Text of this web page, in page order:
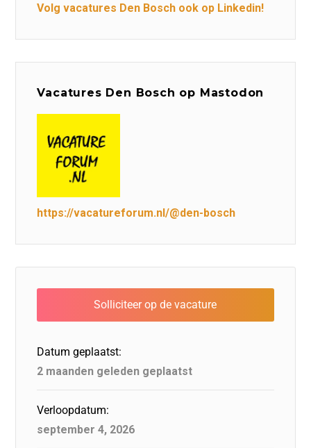
Volg vacatures Den Bosch ook op Linkedin!
Vacatures Den Bosch op Mastodon
https://vacatureforum.nl/@den-bosch
Datum geplaatst:
2 maanden geleden geplaatst
Verloopdatum:
september 4, 2026